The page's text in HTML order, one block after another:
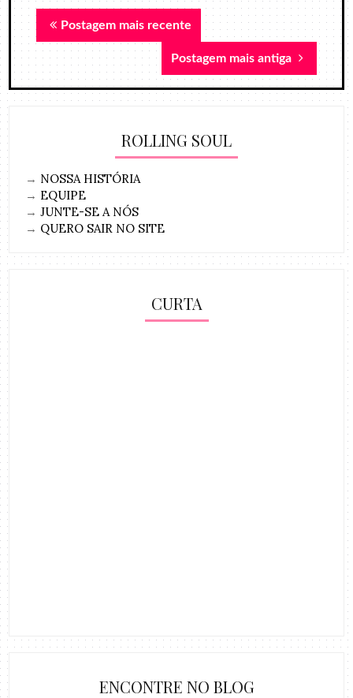
Postagem mais recente
Postagem mais antiga
ROLLING SOUL
→ NOSSA HISTÓRIA
→ EQUIPE
→JUNTE-SE A NÓS
→ QUERO SAIR NO SITE
CURTA
ENCONTRE NO BLOG